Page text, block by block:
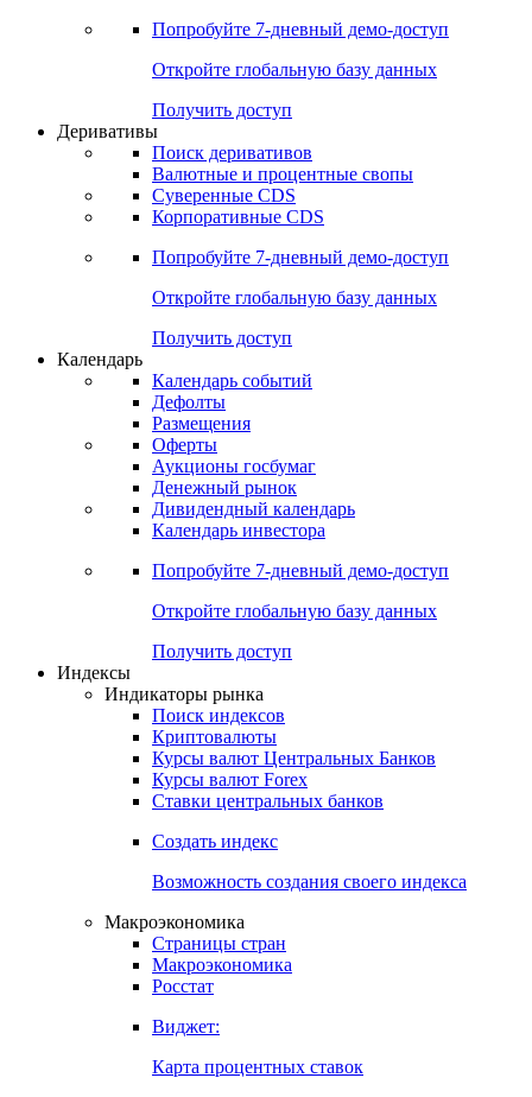
Попробуйте 7-дневный демо-доступ
Откройте глобальную базу данных
Получить доступ
Деривативы
Поиск деривативов
Валютные и процентные свопы
Суверенные CDS
Корпоративные CDS
Попробуйте 7-дневный демо-доступ
Откройте глобальную базу данных
Получить доступ
Календарь
Календарь событий
Дефолты
Размещения
Оферты
Аукционы госбумаг
Денежный рынок
Дивидендный календарь
Календарь инвестора
Попробуйте 7-дневный демо-доступ
Откройте глобальную базу данных
Получить доступ
Индексы
Индикаторы рынка
Поиск индексов
Криптовалюты
Курсы валют Центральных Банков
Курсы валют Forex
Ставки центральных банков
Создать индекс
Возможность создания своего индекса
Макроэкономика
Страницы стран
Макроэкономика
Росстат
Виджет:
Карта процентных ставок